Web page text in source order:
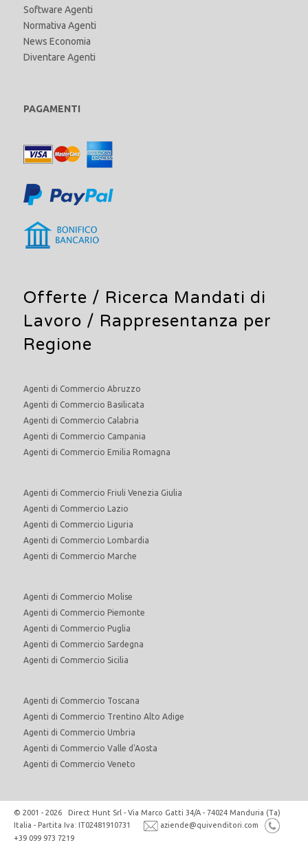
Software Agenti
Normativa Agenti
News Economia
Diventare Agenti
PAGAMENTI
Offerte / Ricerca Mandati di
Lavoro / Rappresentanza per
Regione
Agenti di Commercio Abruzzo
Agenti di Commercio Basilicata
Agenti di Commercio Calabria
Agenti di Commercio Campania
Agenti di Commercio Emilia Romagna
Agenti di Commercio Friuli Venezia Giulia
Agenti di Commercio Lazio
Agenti di Commercio Liguria
Agenti di Commercio Lombardia
Agenti di Commercio Marche
Agenti di Commercio Molise
Agenti di Commercio Piemonte
Agenti di Commercio Puglia
Agenti di Commercio Sardegna
Agenti di Commercio Sicilia
Agenti di Commercio Toscana
Agenti di Commercio Trentino Alto Adige
Agenti di Commercio Umbria
Agenti di Commercio Valle d'Aosta
Agenti di Commercio Veneto
© 2001 - 2026 Direct Hunt Srl - Via Marco Gatti 34/A - 74024 Manduria (Ta)
Italia - Partita Iva: IT02481910731
aziende@quivenditori.com
+39 099 973 7219